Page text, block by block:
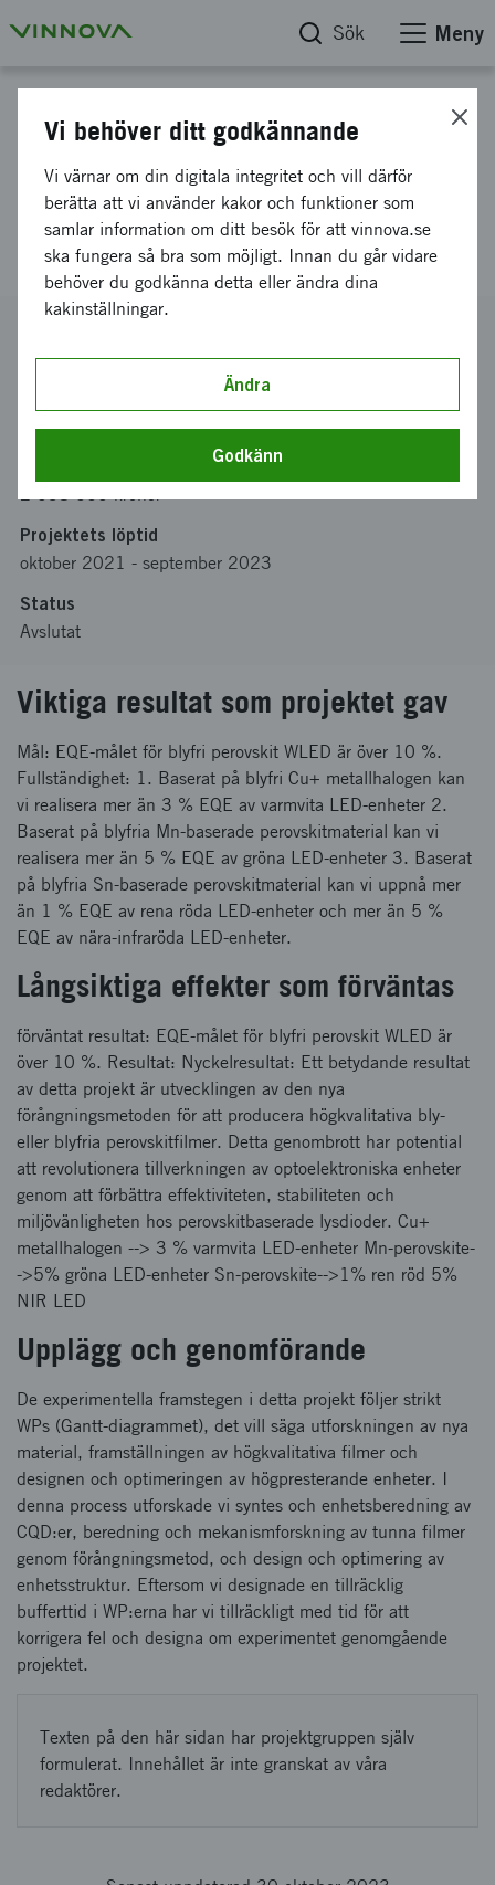
Sök Meny
Mot stabila och mycket
effektiva Perovskite vita
ljusdioder
2020-05216
Linköpings universitet
2 038 560 kronor
Projektets löptid
oktober 2021 - september 2023
Status
Avslutat
Viktiga resultat som projektet gav
Mål: EQE-målet för blyfri perovskit WLED är över 10 %.
Fullständighet: 1. Baserat på blyfri Cu+ metallhalogen kan
vi realisera mer än 3 % EQE av varmvita LED-enheter 2.
Baserat på blyfria Mn-baserade perovskitmaterial kan vi
realisera mer än 5 % EQE av gröna LED-enheter 3. Baserat
på blyfria Sn-baserade perovskitmaterial kan vi uppnå mer
än 1 % EQE av rena röda LED-enheter och mer än 5 %
EQE av nära-infraröda LED-enheter.
Långsiktiga effekter som förväntas
förväntat resultat: EQE-målet för blyfri perovskit WLED är
över 10 %. Resultat: Nyckelresultat: Ett betydande resultat
av detta projekt är utvecklingen av den nya
förångningsmetoden för att producera högkvalitativa bly-
eller blyfria perovskitfilmer. Detta genombrott har potential
att revolutionera tillverkningen av optoelektroniska enheter
genom att förbättra effektiviteten, stabiliteten och
miljövänligheten hos perovskitbaserade lysdioder. Cu+
metallhalogen --> 3 % varmvita LED-enheter Mn-perovskite-
->5% gröna LED-enheter Sn-perovskite-->1% ren röd 5%
NIR LED
Upplägg och genomförande
De experimentella framstegen i detta projekt följer strikt
WPs (Gantt-diagrammet), det vill säga utforskningen av nya
material, framställningen av högkvalitativa filmer och
designen och optimeringen av högpresterande enheter. I
denna process utforskade vi syntes och enhetsberedning av
CQD:er, beredning och mekanismforskning av tunna filmer
genom förångningsmetod, och design och optimering av
enhetsstruktur. Eftersom vi designade en tillräcklig
bufferttid i WP:erna har vi tillräckligt med tid för att
korrigera fel och designa om experimentet genomgående
projektet.
Texten på den här sidan har projektgruppen själv
formulerat. Innehållet är inte granskat av våra
redaktörer.
Vi behöver ditt godkännande
Vi värnar om din digitala integritet och vill därför
berätta att vi använder kakor och funktioner som
samlar information om ditt besök för att vinnova.se
ska fungera så bra som möjligt. Innan du går vidare
behöver du godkänna detta eller ändra dina
kakinställningar.
Ändra
Godkänn